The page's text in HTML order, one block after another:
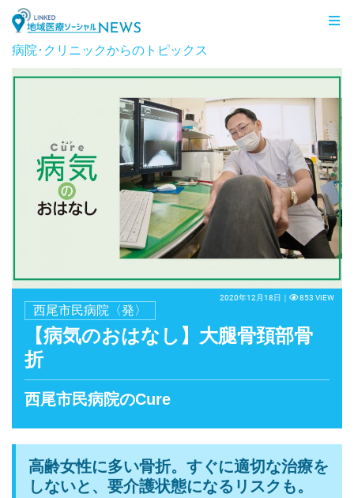
LINKED 地域医療ソーシャルNEWS
病院･クリニックからのトピックス
西尾市民病院〈発〉
【病気のおはなし】大腿骨頚部骨
折
西尾市民病院のCure
2020年12月18日｜ 853 VIEW
高齢女性に多い骨折。すぐに適切な治療を
しないと、要介護状態になるリスクも。